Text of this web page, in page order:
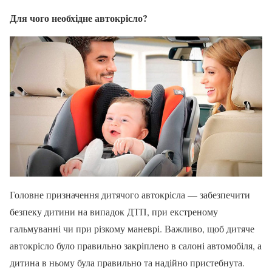
Для чого необхідне автокрісло?
Головне призначення дитячого автокрісла — забезпечити
безпеку дитини на випадок ДТП, при екстреному
гальмуванні чи при різкому маневрі. Важливо, щоб дитяче
автокрісло було правильно закріплено в салоні автомобіля, а
дитина в ньому була правильно та надійно пристебнута.